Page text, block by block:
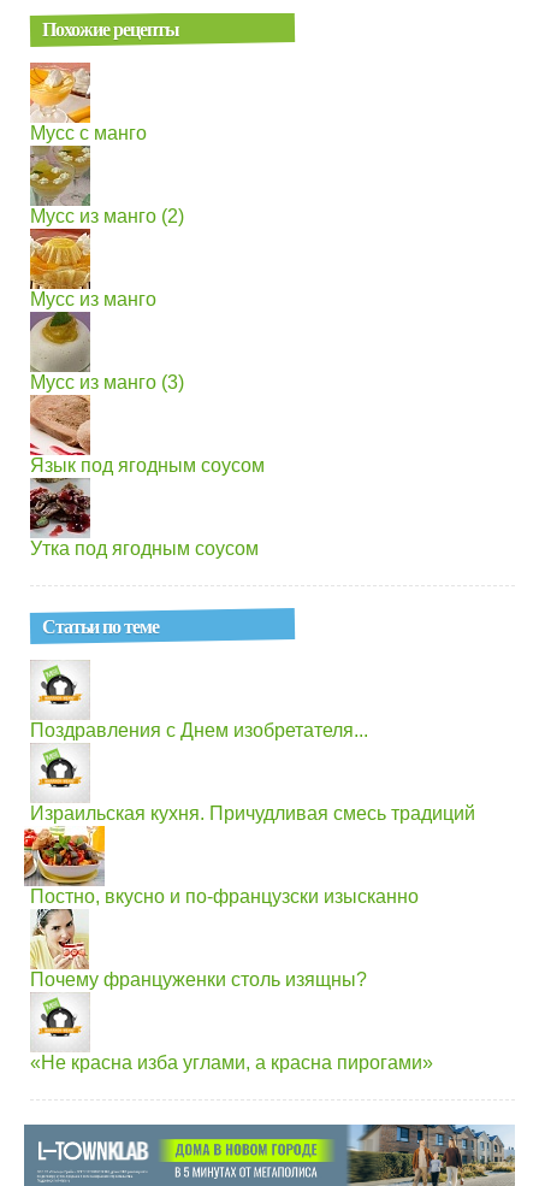
Похожие рецепты
Мусс с манго
Мусс из манго (2)
Мусс из манго
Мусс из манго (3)
Язык под ягодным соусом
Утка под ягодным соусом
Статьи по теме
Поздравления с Днем изобретателя...
Израильская кухня. Причудливая смесь традиций
Постно, вкусно и по-французски изысканно
Почему француженки столь изящны?
«Не красна изба углами, а красна пирогами»